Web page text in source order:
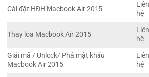
Cài đặt HĐH Macbook Air 2015
Liên
hệ
Thay loa Macbook Air 2015
Liên
hệ
Giải mã / Unlock/ Phá mật khẩu
Macbook Air 2015
Liên
hệ